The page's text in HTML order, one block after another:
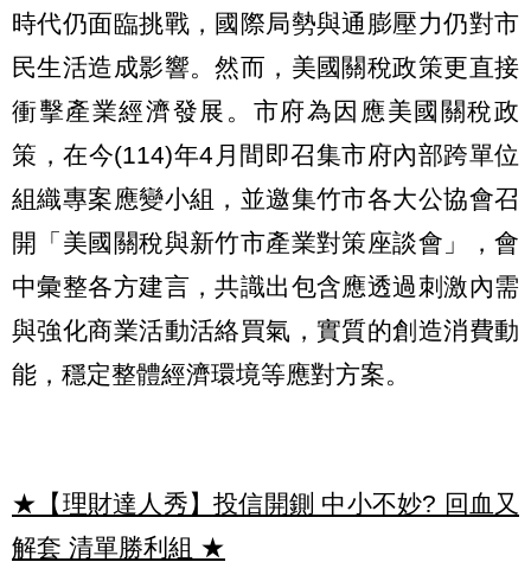
時代仍面臨挑戰，國際局勢與通膨壓力仍對市
民生活造成影響。然而，美國關稅政策更直接
衝擊產業經濟發展。市府為因應美國關稅政
策，在今(114)年4月間即召集市府內部跨單位
組織專案應變小組，並邀集竹市各大公協會召
開「美國關稅與新竹市產業對策座談會」，會
中彙整各方建言，共識出包含應透過刺激內需
與強化商業活動活絡買氣，實質的創造消費動
能，穩定整體經濟環境等應對方案。
★【理財達人秀】投信開鍘 中小不妙? 回血又
解套 清單勝利組 ★